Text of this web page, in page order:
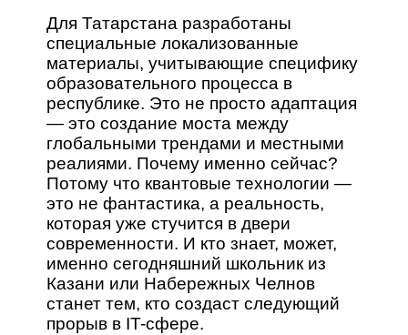
Для Татарстана разработаны
специальные локализованные
материалы, учитывающие специфику
образовательного процесса в
республике. Это не просто адаптация
— это создание моста между
глобальными трендами и местными
реалиями. Почему именно сейчас?
Потому что квантовые технологии —
это не фантастика, а реальность,
которая уже стучится в двери
современности. И кто знает, может,
именно сегодняшний школьник из
Казани или Набережных Челнов
станет тем, кто создаст следующий
прорыв в IT-сфере.